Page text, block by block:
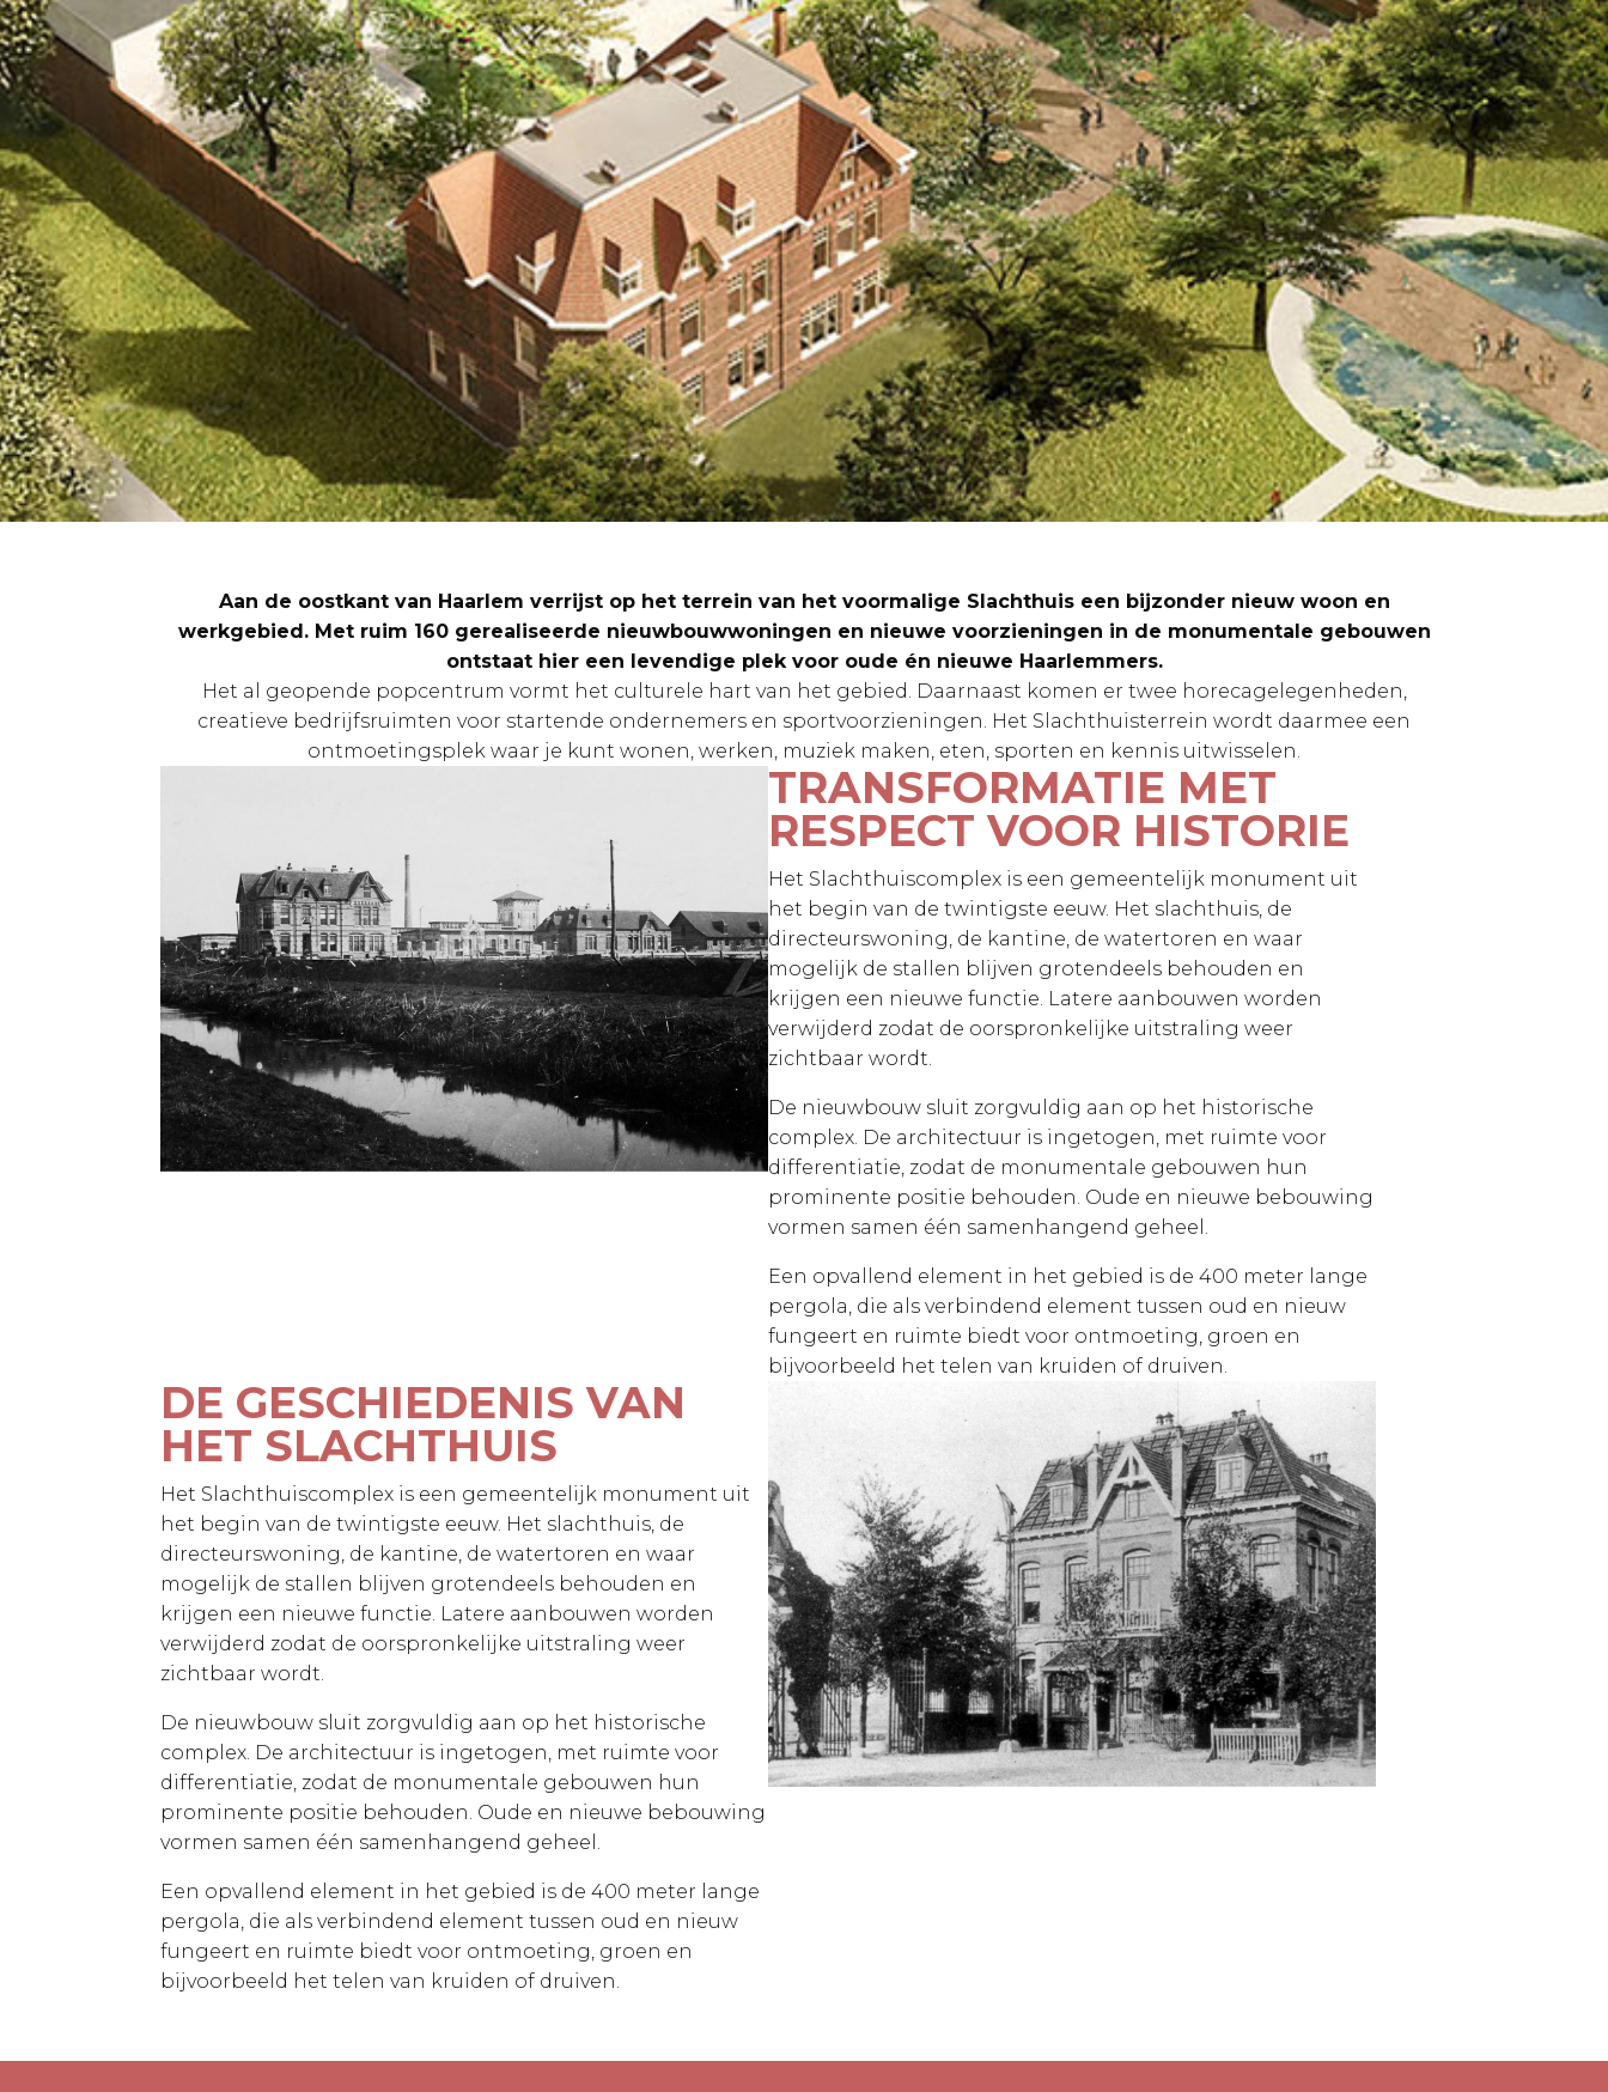
Aan de oostkant van Haarlem verrijst op het terrein van het voormalige Slachthuis een bijzonder nieuw woon en
werkgebied. Met ruim 160 gerealiseerde nieuwbouwwoningen en nieuwe voorzieningen in de monumentale gebouwen
ontstaat hier een levendige plek voor oude én nieuwe Haarlemmers.
Het al geopende popcentrum vormt het culturele hart van het gebied. Daarnaast komen er twee horecagelegenheden,
creatieve bedrijfsruimten voor startende ondernemers en sportvoorzieningen. Het Slachthuisterrein wordt daarmee een
ontmoetingsplek waar je kunt wonen, werken, muziek maken, eten, sporten en kennis uitwisselen.
TRANSFORMATIE MET
RESPECT VOOR HISTORIE
Het Slachthuiscomplex is een gemeentelijk monument uit
het begin van de twintigste eeuw. Het slachthuis, de
directeurswoning, de kantine, de watertoren en waar
mogelijk de stallen blijven grotendeels behouden en
krijgen een nieuwe functie. Latere aanbouwen worden
verwijderd zodat de oorspronkelijke uitstraling weer
zichtbaar wordt.
De nieuwbouw sluit zorgvuldig aan op het historische
complex. De architectuur is ingetogen, met ruimte voor
differentiatie, zodat de monumentale gebouwen hun
prominente positie behouden. Oude en nieuwe bebouwing
vormen samen één samenhangend geheel.
Een opvallend element in het gebied is de 400 meter lange
pergola, die als verbindend element tussen oud en nieuw
fungeert en ruimte biedt voor ontmoeting, groen en
bijvoorbeeld het telen van kruiden of druiven.
DE GESCHIEDENIS VAN
HET SLACHTHUIS
Het Slachthuiscomplex is een gemeentelijk monument uit
het begin van de twintigste eeuw. Het slachthuis, de
directeurswoning, de kantine, de watertoren en waar
mogelijk de stallen blijven grotendeels behouden en
krijgen een nieuwe functie. Latere aanbouwen worden
verwijderd zodat de oorspronkelijke uitstraling weer
zichtbaar wordt.
De nieuwbouw sluit zorgvuldig aan op het historische
complex. De architectuur is ingetogen, met ruimte voor
differentiatie, zodat de monumentale gebouwen hun
prominente positie behouden. Oude en nieuwe bebouwing
vormen samen één samenhangend geheel.
Een opvallend element in het gebied is de 400 meter lange
pergola, die als verbindend element tussen oud en nieuw
fungeert en ruimte biedt voor ontmoeting, groen en
bijvoorbeeld het telen van kruiden of druiven.